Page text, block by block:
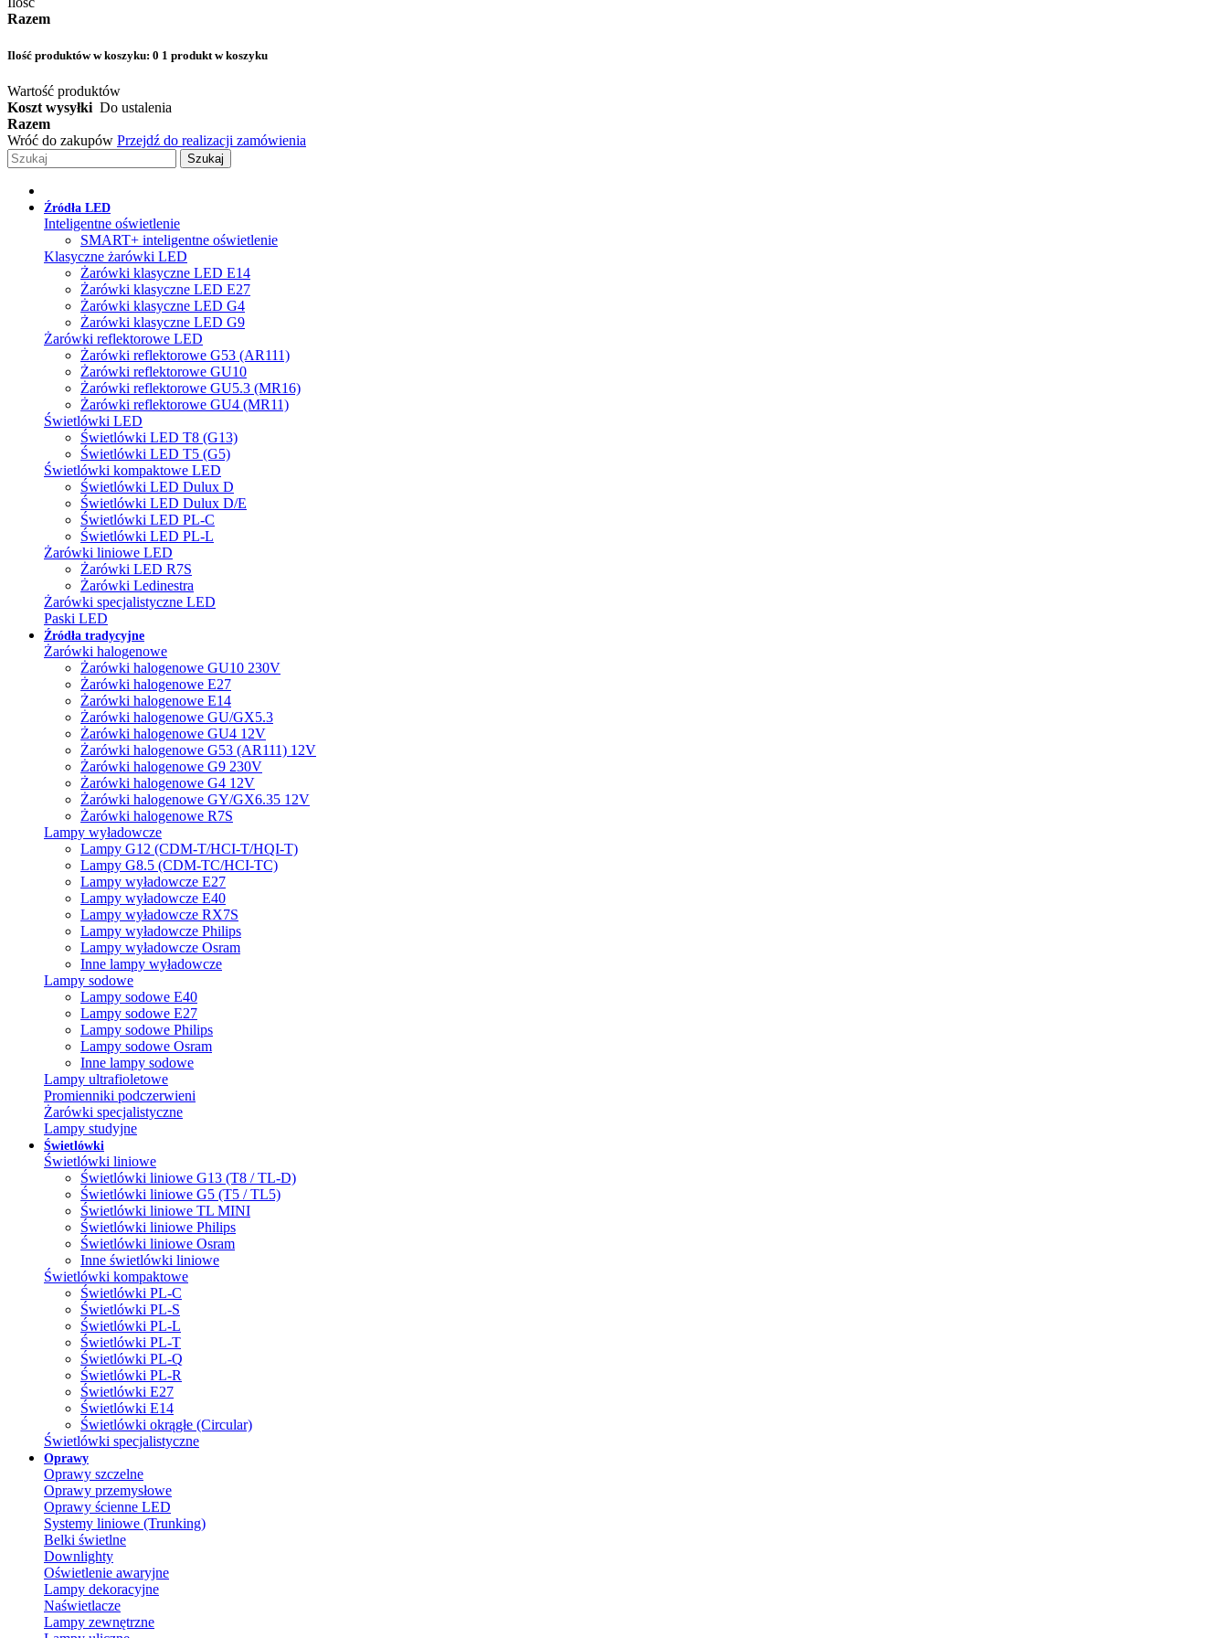
Razem
Ilość produktów w koszyku: 0 1 produkt w koszyku
Wartość produktów
Koszt wysyłki Do ustalenia
Razem
Wróć do zakupów Przejdź do realizacji zamówienia
Szukaj
Źródła LED
Inteligentne oświetlenie
SMART+ inteligentne oświetlenie
Klasyczne żarówki LED
Żarówki klasyczne LED E14
Żarówki klasyczne LED E27
Żarówki klasyczne LED G4
Żarówki klasyczne LED G9
Żarówki reflektorowe LED
Żarówki reflektorowe G53 (AR111)
Żarówki reflektorowe GU10
Żarówki reflektorowe GU5.3 (MR16)
Żarówki reflektorowe GU4 (MR11)
Świetlówki LED
Świetlówki LED T8 (G13)
Świetlówki LED T5 (G5)
Świetlówki kompaktowe LED
Świetlówki LED Dulux D
Świetlówki LED Dulux D/E
Świetlówki LED PL-C
Świetlówki LED PL-L
Żarówki liniowe LED
Żarówki LED R7S
Żarówki Ledinestra
Żarówki specjalistyczne LED
Paski LED
Źródła tradycyjne
Żarówki halogenowe
Żarówki halogenowe GU10 230V
Żarówki halogenowe E27
Żarówki halogenowe E14
Żarówki halogenowe GU/GX5.3
Żarówki halogenowe GU4 12V
Żarówki halogenowe G53 (AR111) 12V
Żarówki halogenowe G9 230V
Żarówki halogenowe G4 12V
Żarówki halogenowe GY/GX6.35 12V
Żarówki halogenowe R7S
Lampy wyładowcze
Lampy G12 (CDM-T/HCI-T/HQI-T)
Lampy G8.5 (CDM-TC/HCI-TC)
Lampy wyładowcze E27
Lampy wyładowcze E40
Lampy wyładowcze RX7S
Lampy wyładowcze Philips
Lampy wyładowcze Osram
Inne lampy wyładowcze
Lampy sodowe
Lampy sodowe E40
Lampy sodowe E27
Lampy sodowe Philips
Lampy sodowe Osram
Inne lampy sodowe
Lampy ultrafioletowe
Promienniki podczerwieni
Żarówki specjalistyczne
Lampy studyjne
Świetlówki
Świetlówki liniowe
Świetlówki liniowe G13 (T8 / TL-D)
Świetlówki liniowe G5 (T5 / TL5)
Świetlówki liniowe TL MINI
Świetlówki liniowe Philips
Świetlówki liniowe Osram
Inne świetlówki liniowe
Świetlówki kompaktowe
Świetlówki PL-C
Świetlówki PL-S
Świetlówki PL-L
Świetlówki PL-T
Świetlówki PL-Q
Świetlówki PL-R
Świetlówki E27
Świetlówki E14
Świetlówki okrągłe (Circular)
Świetlówki specjalistyczne
Oprawy
Oprawy szczelne
Oprawy przemysłowe
Oprawy ścienne LED
Systemy liniowe (Trunking)
Belki świetlne
Downlighty
Oświetlenie awaryjne
Lampy dekoracyjne
Naświetlacze
Lampy zewnętrzne